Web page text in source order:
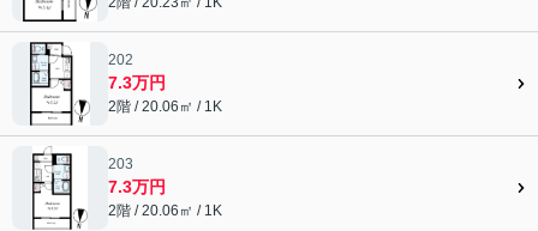
202
7.3万円
2階 / 20.06㎡ / 1K
203
7.3万円
2階 / 20.06㎡ / 1K